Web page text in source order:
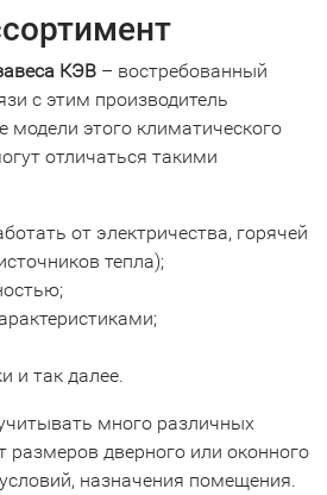
КЭВ – востребованный
с этим производитель
модели этого климатического
отличаться такими
от электричества, горячей
тепла);
и так далее.
много различных
размеров дверного или оконного
назначения помещения.